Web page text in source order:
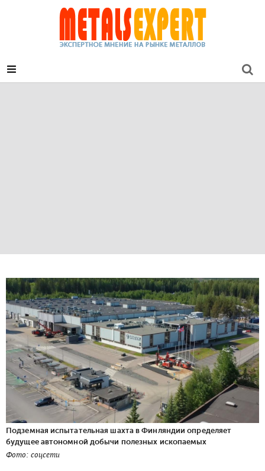
Подземная испытательная шахта в Финляндии определяет
будущее автономной добычи полезных ископаемых
Фото: соцсети